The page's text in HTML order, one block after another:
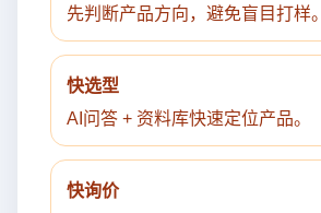
先判断产品方向，避免盲目打样。
快选型
AI问答 + 资料库快速定位产品。
快询价